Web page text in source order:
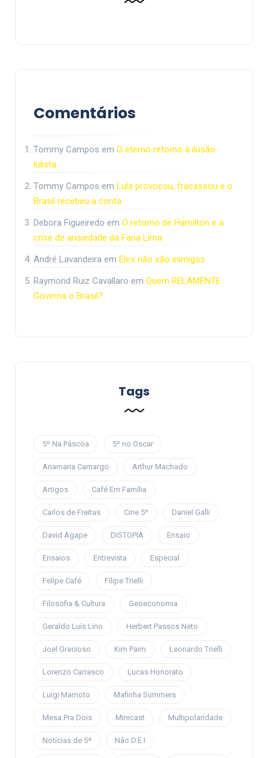
Comentários
Tommy Campos em O eterno retorno à ilusão
lulista
Tommy Campos em Lula provocou, fracassou e o
Brasil recebeu a conta
Debora Figueiredo em O retorno de Hamilton e a
crise de ansiedade da Faria Lima
André Lavandeira em Eles não são inimigos
Raymond Ruiz Cavallaro em Quem RELAMENTE
Governa o Brasil?
Tags
5º Na Páscoa 5º no Oscar
Anamaria Camargo Arthur Machado
Artigos Café Em Família
Carlos de Freitas Cine 5º Daniel Galli
David Ágape DISTOPIA Ensaio
Ensaios Entrevista Especial
Felipe Café Filipe Trielli
Filosofia & Cultura Geoeconomia
Geraldo Luís Lino Herbert Passos Neto
Joel Gracioso Kim Paim Leonardo Trielli
Lorenzo Carrasco Lucas Honorato
Luigi Marnoto Mafinha Summers
Mesa Pra Dois Minicast Multipolaridade
Notícias de 5ª Não D.E.I